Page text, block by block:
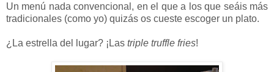
Un menú nada convencional, en el que a los que seáis más
tradicionales (como yo) quizás os cueste escoger un plato.
¿La estrella del lugar? ¡Las triple truffle fries!